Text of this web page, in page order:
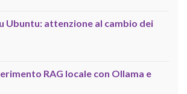
Ubuntu: attenzione al cambio dei
RAG locale con Ollama e